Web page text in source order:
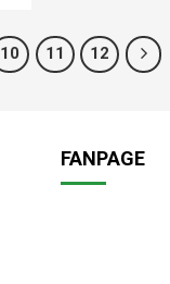
10 11 12
FANPAGE